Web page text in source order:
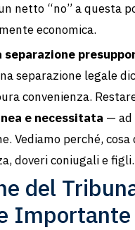
netto “no” a questa
economica.
separazione
separazione legale
convenienza.
e necessitata — ad
Vediamo perché,
doveri coniugali e figli.
del
Importante